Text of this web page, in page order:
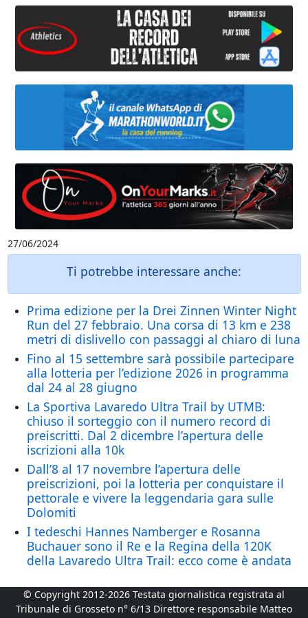
27/06/2024
Ti potrebbe interessare anche:
Prima edizione per la Drei Zinnen Winter Night
Run del 27 febbraio. Una corsa di 13 km e 238
metri di dislivello con passaggi al chiaro di luna
Fino al 15 settembre sarà possibile partecipare
alla lotteria per l’edizione 2026 in programma
dal 24 al 28 giugno
La Sportiva Lavaredo Ultra Trail by UTMB:
chiuso il sorteggio con il numero record di
preiscritti. Dal 2 dicembre l’apertura delle
iscrizioni alla 10k
Dall’8 al 17 novembre l’apertura delle
preiscrizioni, poi la lotteria per conquistare il
pettorale e vivere la leggendaria gara sulle
Dolomiti
I tedeschi Hannes Namberger e Rosanna
Buchauer sono il Re e la Regina della 120K
della Lavaredo Ultra Trail: ecco come è andata
© Copyright 2012-2026 Testata giornalistica registrata al
Tribunale di Grosseto n° 6/13 Direttore responsabile Matteo